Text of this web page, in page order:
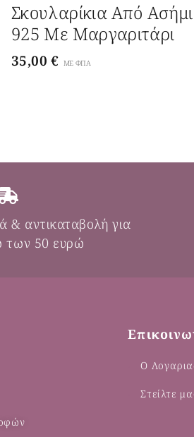
Σκουλαρίκια Από Ασήμι
925 Με Μαργαριτάρι
35,00€ ΜΕ ΦΠΑ
& αντικαταβολή για
των 50 ευρώ
Ο
Στείλτε